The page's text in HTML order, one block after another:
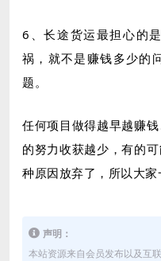
6、长途货运最担心的
祸，就不是赚钱多少的
题。
任何项目做得越早越赚
的努力收获越少，有的
种原因放弃了，所以大家
声明：
本站资源来自会员发布以及互